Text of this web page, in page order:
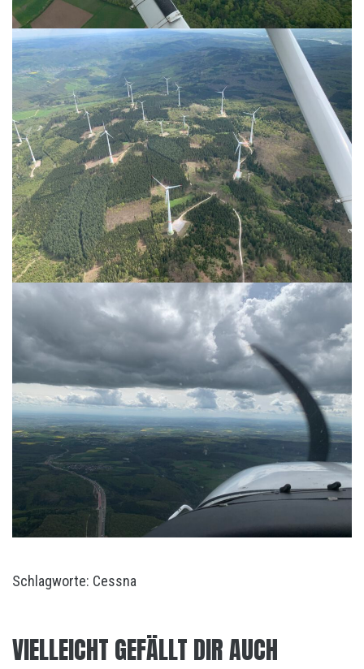
Schlagworte: Cessna
VIELLEICHT GEFÄLLT DIR AUCH